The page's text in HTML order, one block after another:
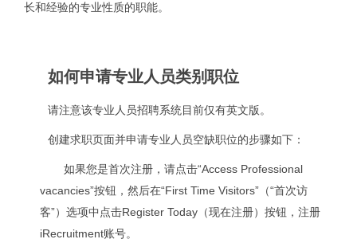
长和经验的专业性质的职能。
如何申请专业人员类别职位
请注意该专业人员招聘系统目前仅有英文版。
创建求职页面并申请专业人员空缺职位的步骤如下：
如果您是首次注册，请点击“Access Professional
vacancies”按钮，然后在“First Time Visitors”（“首次访
客”）选项中点击Register Today（现在注册）按钮，注册
iRecruitment账号。